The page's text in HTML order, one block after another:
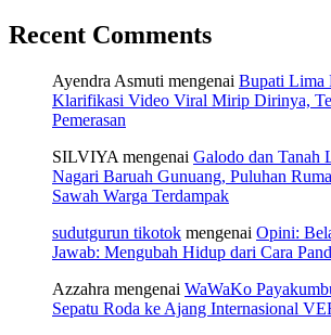
Recent Comments
Ayendra Asmuti mengenai Bupati Lima
Klarifikasi Video Viral Mirip Dirinya,
Pemerasan
SILVIYA mengenai Galodo dan Tanah
Nagari Baruah Gunuang, Puluhan
Sawah Warga Terdampak
sudutgurun tikotok mengenai Opini:
Jawab: Mengubah Hidup dari Cara
Azzahra mengenai WaWaKo
Sepatu Roda ke Ajang Internasional